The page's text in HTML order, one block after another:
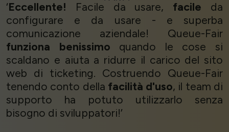
‘Eccellente! Facile da usare, facile da
configurare e da usare - e superba
comunicazione aziendale! Queue-Fair
funziona benissimo quando le cose si
scaldano e aiuta a ridurre il carico del sito
web di ticketing. Costruendo Queue-Fair
tenendo conto della facilità d'uso, il team di
supporto ha potuto utilizzarlo senza
bisogno di sviluppatori!’